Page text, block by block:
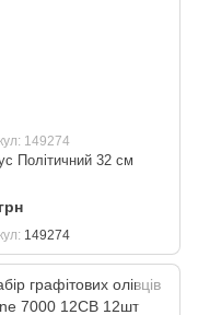
149274
Політичний 32 cм
149274